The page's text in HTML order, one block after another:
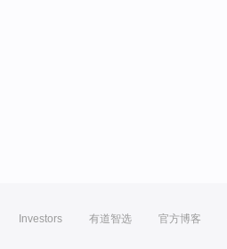
Investors 有道智选 官方博客